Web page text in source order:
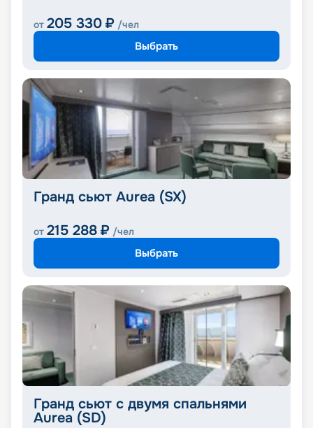
от 205 330 ₽ /чел
Выбрать
Гранд сьют Aurea (SX)
от 215 288 ₽ /чел
Выбрать
Гранд сьют с двумя спальнями
Aurea (SD)